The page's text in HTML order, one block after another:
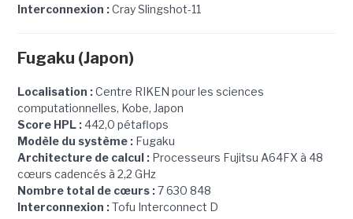
Interconnexion :Cray Slingshot-11
Fugaku (Japon)
Localisation :Centre RIKEN pour les sciences
computationnelles, Kobe, Japon
Score HPL :442,0 pétaflops
Modèle du système :Fugaku
Architecture de calcul :Processeurs Fujitsu A64FX à 48
cœurs cadencés à 2,2 GHz
Nombre total de cœurs :7 630 848
Interconnexion :Tofu Interconnect D